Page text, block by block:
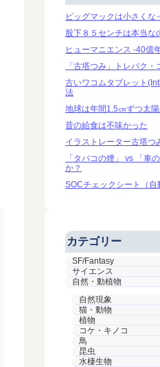
ビッグマックは小さくな
股下８５センチは本当な
ヒューマニエンス -40億
「古塔つみ」トレパク・
古いワコムタブレット
法
地球は年間1.5㎝ずつ太
昔の給食は不味かった
イラストレーター古塔つ
「タバコの煙」 vs 「車
か？
SOCチェックシート（自
カテゴリー
SF/Fantasy
サイエンス
自然・動植物
自然現象
猫・動物
植物
コケ・キノコ
鳥
昆虫
水棲生物